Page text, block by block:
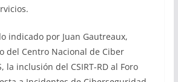
indicado por Juan Gautreaux,
del Centro Nacional de Ciber
la inclusión del CSIRT-RD al Foro